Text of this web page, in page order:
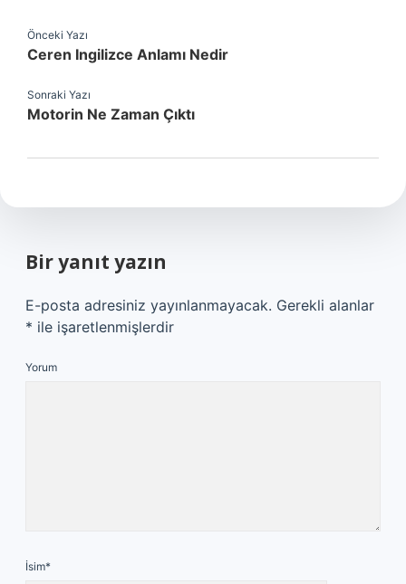
Önceki Yazı
Ceren Ingilizce Anlamı Nedir
Sonraki Yazı
Motorin Ne Zaman Çıktı
Bir yanıt yazın
E-posta adresiniz yayınlanmayacak. Gerekli alanlar
* ile işaretlenmişlerdir
Yorum
İsim*